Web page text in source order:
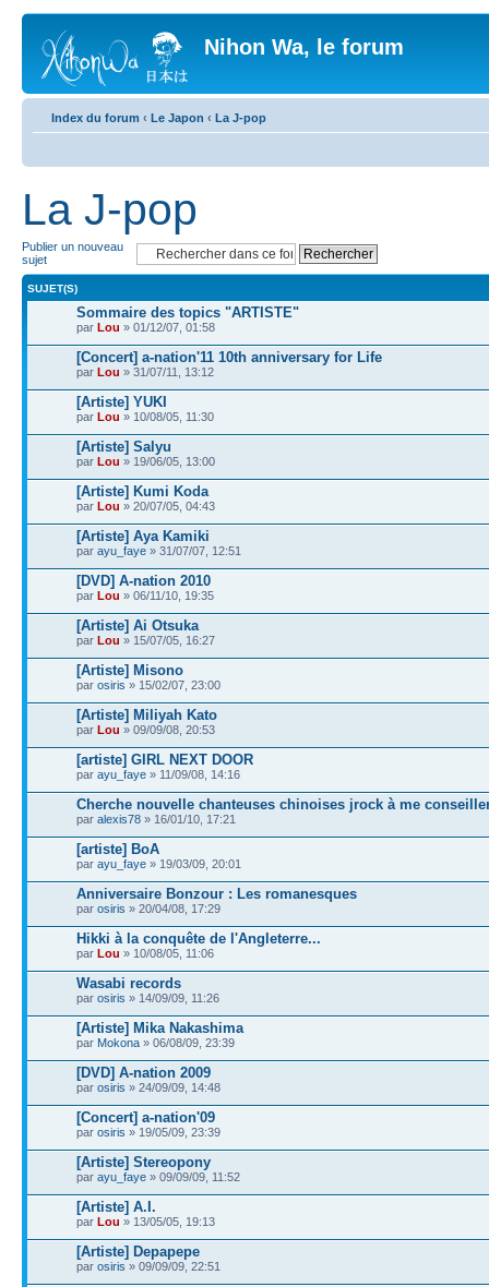
Nihon Wa, le forum
Index du forum ‹ Le Japon ‹ La J-pop
La J-pop
Publier un nouveau
sujet
SUJET(S)
Sommaire des topics "ARTISTE"
par Lou » 01/12/07, 01:58
[Concert] a-nation'11 10th anniversary for Life
par Lou » 31/07/11, 13:12
[Artiste] YUKI
par Lou » 10/08/05, 11:30
[Artiste] Salyu
par Lou » 19/06/05, 13:00
[Artiste] Kumi Koda
par Lou » 20/07/05, 04:43
[Artiste] Aya Kamiki
par ayu_faye » 31/07/07, 12:51
[DVD] A-nation 2010
par Lou » 06/11/10, 19:35
[Artiste] Ai Otsuka
par Lou » 15/07/05, 16:27
[Artiste] Misono
par osiris » 15/02/07, 23:00
[Artiste] Miliyah Kato
par Lou » 09/09/08, 20:53
[artiste] GIRL NEXT DOOR
par ayu_faye » 11/09/08, 14:16
Cherche nouvelle chanteuses chinoises jrock à me
par alexis78 » 16/01/10, 17:21
[artiste] BoA
par ayu_faye » 19/03/09, 20:01
Anniversaire Bonzour : Les romanesques
par osiris » 20/04/08, 17:29
Hikki à la conquête de l'Angleterre...
par Lou » 10/08/05, 11:06
Wasabi records
par osiris » 14/09/09, 11:26
[Artiste] Mika Nakashima
par Mokona » 06/08/09, 23:39
[DVD] A-nation 2009
par osiris » 24/09/09, 14:48
[Concert] a-nation'09
par osiris » 19/05/09, 23:39
[Artiste] Stereopony
par ayu_faye » 09/09/09, 11:52
[Artiste] A.I.
par Lou » 13/05/05, 19:13
[Artiste] Depapepe
par osiris » 09/09/09, 22:51